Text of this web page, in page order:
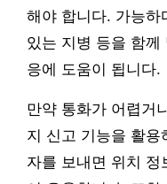
해야 합니다. 가능하
있는 지병 등을 함께
응에 도움이 됩니다.
만약 통화가 어렵거
지 신고 기능을 활용
자를 보내면 위치 정